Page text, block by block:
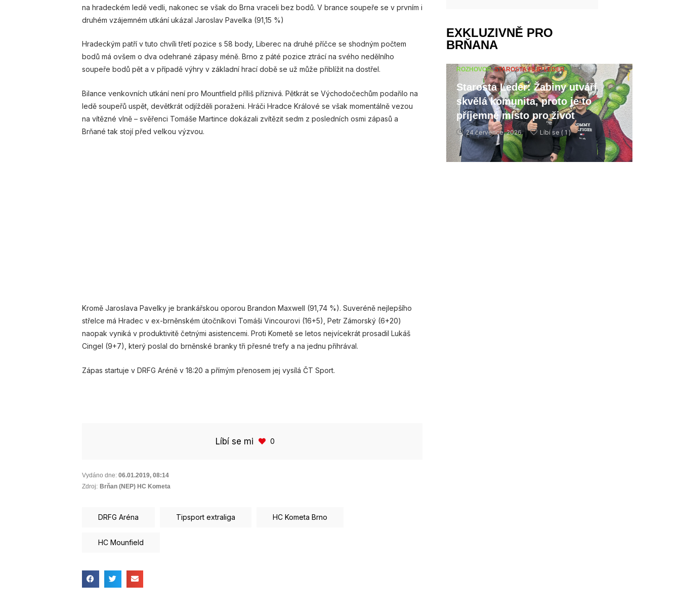
na hradeckém ledě vedli, nakonec se však do Brna vraceli bez bodů. V brance soupeře se v prvním i
druhém vzájemném utkání ukázal Jaroslav Pavelka (91,15 %)
Hradeckým patří v tuto chvíli třetí pozice s 58 body, Liberec na druhé příčce se shodným počtem
bodů má ovšem o dva odehrané zápasy méně. Brno z páté pozice ztrácí na svého nedělního
soupeře bodů pět a v případě výhry v základní hrací době se už může přiblížit na dostřel.
Bilance venkovních utkání není pro Mountfield příliš příznivá. Pětkrát se Východočechům podařilo na
ledě soupeřů uspět, devětkrát odjížděli poraženi. Hráči Hradce Králové se však momentálně vezou
na vítězné vlně – svěřenci Tomáše Martince dokázali zvítězit sedm z posledních osmi zápasů a
Brňané tak stojí před velkou výzvou.
Kromě Jaroslava Pavelky je brankářskou oporou Brandon Maxwell (91,74 %). Suveréně nejlepšího
střelce má Hradec v ex-brněnském útočníkovi Tomáši Vincourovi (16+5), Petr Zámorský (6+20)
naopak vyniká v produktivitě četnými asistencemi. Proti Kometě se letos nejvícekrát prosadil Lukáš
Cingel (9+7), který poslal do brněnské branky tři přesné trefy a na jednu přihrával.
Zápas startuje v DRFG Aréně v 18:20 a přímým přenosem jej vysílá ČT Sport.
Líbí se mi 0
Vydáno dne: 06.01.2019, 08:14
Zdroj: Brňan (NEP) HC Kometa
DRFG Aréna Tipsport extraliga HC Kometa Brno
HC Mounfield
EXKLUZIVNĚ PRO
BRŇANA
ROZHOVOR,STAROSTA FILIP LEDER
Starosta Leder: Žabiny utváří
skvělá komunita, proto je to
příjemné místo pro život
24 července, 2026 Líbí se ( 1 )